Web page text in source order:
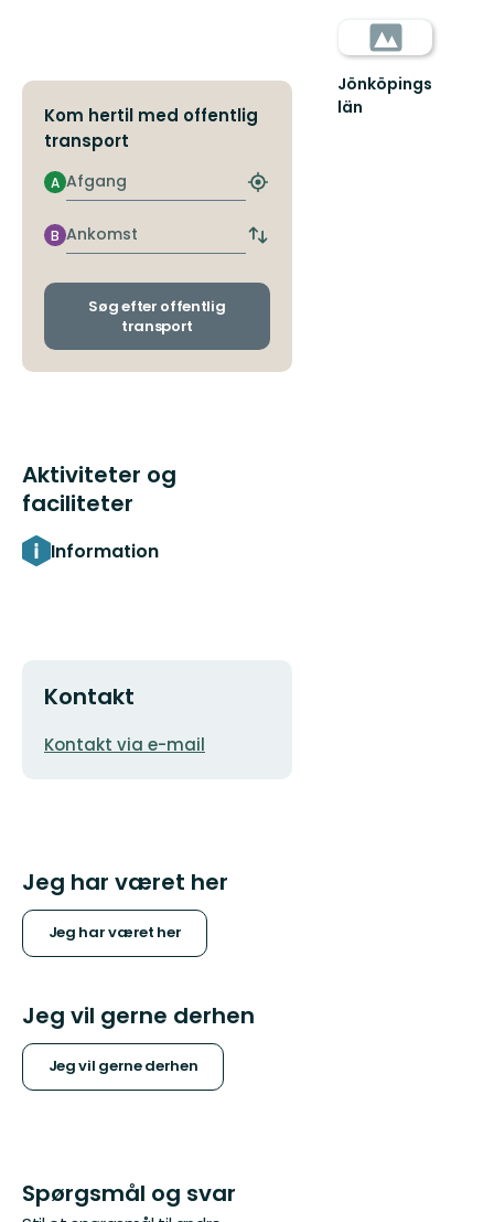
Kom hertil med offentlig
transport
Afgang
A
Find
nærmeste
stoppested
Ankomst
B
Skift
og
Søg efter offentlig
transport
Aktiviteter og
faciliteter
Information
Kontakt
E-
Kontakt via e-mail
Jeg har været her
Jeg har været her
Jeg vil gerne derhen
Jeg vil gerne derhen
Spørgsmål og svar
Jönköpings
län